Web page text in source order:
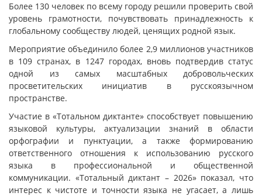
Более 130 человек по всему городу решили проверить свой
уровень грамотности, почувствовать принадлежность к
глобальному сообществу людей, ценящих родной язык.
Мероприятие объединило более 2,9 миллионов участников
в 109 странах, в 1247 городах, вновь подтвердив статус
одной из самых масштабных добровольческих
просветительских инициатив в русскоязычном
пространстве.
Участие в «Тотальном диктанте» способствует повышению
языковой культуры, актуализации знаний в области
орфографии и пунктуации, а также формированию
ответственного отношения к использованию русского
языка в профессиональной и общественной
коммуникации. «Тотальный диктант – 2026» показал, что
интерес к чистоте и точности языка не угасает, а лишь